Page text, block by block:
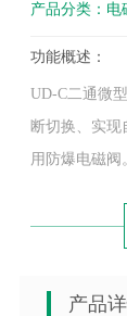
产品分类：电
功能概述：
UD-C二通微
断切换、实现
用防爆电磁阀
产品